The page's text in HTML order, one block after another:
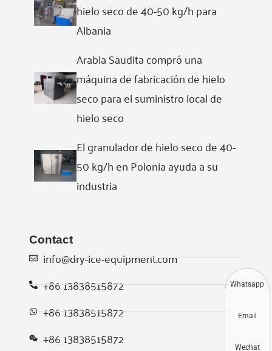
hielo seco de 40-50 kg/h para
Albania
Arabia Saudita compró una
máquina de fabricación de hielo
seco para el suministro local de
hielo seco
El granulador de hielo seco de 40-
50 kg/h en Polonia ayuda a su
industria
Contact
info@dry-ice-equipment.com
+86 13838515872
+86 13838515872
+86 13838515872
Whatsapp
Email
Wechat